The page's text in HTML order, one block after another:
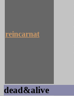
reincarnat
dead&alive